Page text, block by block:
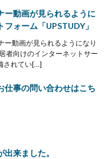
ー動画が見られるように
ォーム「UPSTUDY」
ー動画が見られるようになり
者向けのインターネットサー
されてい[…]
仕事の問い合わせはこち
来ました。